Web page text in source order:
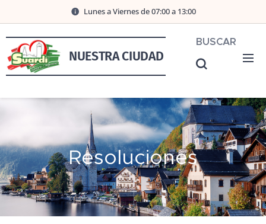
Lunes a Viernes de 07:00 a 13:00
NUESTRA CIUDAD
BUSCAR
Resoluciones